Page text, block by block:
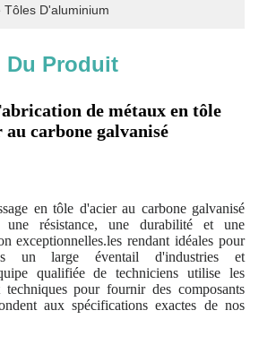
D'aluminium
Du Produit
de métaux en tôle
carbone galvanisé
en tôle d'acier au carbone galvanisé
résistance, une durabilité et une
exceptionnelles.les rendant idéales pour
un large éventail d'industries et
qualifiée de techniciens utilise les
techniques pour fournir des composants
aux spécifications exactes de nos